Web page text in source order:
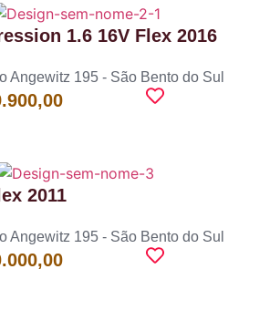
1.6 16V Flex 2016
Angewitz 195 - São Bento do Sul
2011
Angewitz 195 - São Bento do Sul